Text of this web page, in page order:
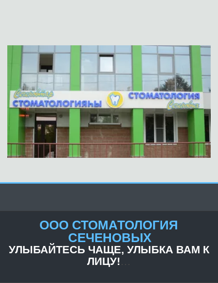
ООО СТОМАТОЛОГИЯ
СЕЧЕНОВЫХ
УЛЫБАЙТЕСЬ ЧАЩЕ, УЛЫБКА ВАМ К
ЛИЦУ!…